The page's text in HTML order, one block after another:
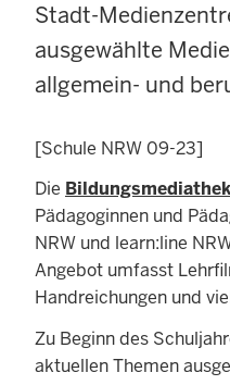
Stadt-
ausgewählte
allgemein- und
[Schule NRW 09-23]
Die
Pädagoginnen und
NRW und learn:line
Angebot umfasst
Handreichungen und
Zu Beginn des
aktuellen Themen